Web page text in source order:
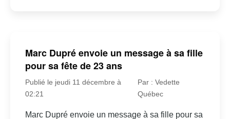
Marc Dupré envoie un message à sa fille
pour sa fête de 23 ans
Publié le jeudi 11 décembre à
02:21
Par : Vedette
Québec
Marc Dupré envoie un message à sa fille pour sa